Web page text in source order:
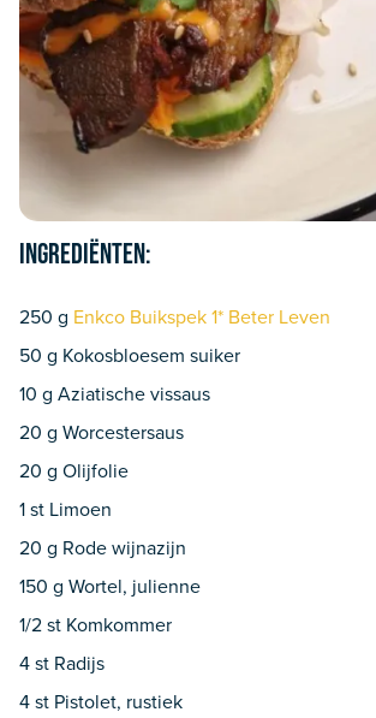
Ingrediënten:
250 g Enkco Buikspek 1* Beter Leven
50 g Kokosbloesem suiker
10 g Aziatische vissaus
20 g Worcestersaus
20 g Olijfolie
1 st Limoen
20 g Rode wijnazijn
150 g Wortel, julienne
1/2 st Komkommer
4 st Radijs
4 st Pistolet, rustiek